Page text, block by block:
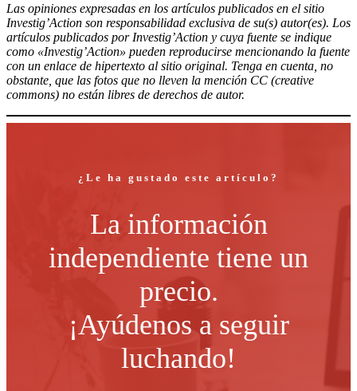
Las opiniones expresadas en los artículos publicados en el sitio
Investig’Action son responsabilidad exclusiva de su(s) autor(es). Los
artículos publicados por Investig’Action y cuya fuente se indique
como «Investig’Action» pueden reproducirse mencionando la fuente
con un enlace de hipertexto al sitio original. Tenga en cuenta, no
obstante, que las fotos que no lleven la mención CC (creative
commons) no están libres de derechos de autor.
¿Le ha gustado este artículo?
La información
independiente tiene un
precio.
¡Ayúdenos a seguir
luchando!